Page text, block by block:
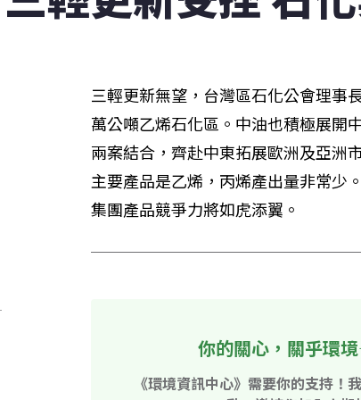
三輕更新無望，台灣區石化公會理事
萬公噸乙烯石化區。中油也積極展開
兩案結合，齊赴中東拓展歐洲及亞洲
主要產品是乙烯，丙烯產出量非常少
集團產品競爭力將如虎添翼。
你的關心，關乎環
《環境資訊中心》需要你的支持！